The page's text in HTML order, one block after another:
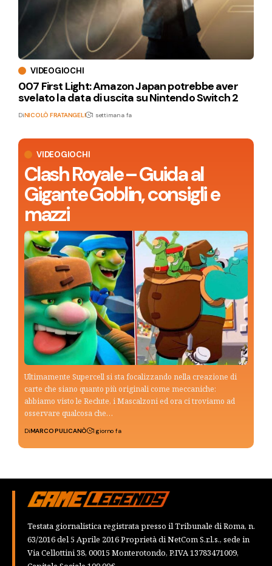
VIDEOGIOCHI
Clash Royale – Guida al
Gigante Goblin, consigli e
mazzi
Ultimamente Supercell si sta focalizzando nella creazione di
carte che siano quanto più originali come meccaniche:
abbiamo visto le Reclute, i Mascalzoni ed ora ci troviamo ad
osservare qualcosa che…
DiMARCO PULICANÒ 1 giorno fa
VIDEOGIOCHI
007 First Light: Amazon Japan potrebbe aver
svelato la data di uscita su Nintendo Switch 2
DiNICOLÒ FRATANGELI 1 settimana fa
Testata giornalistica registrata presso il Tribunale di Roma, n.
63/2016 del 5 Aprile 2016 Proprietà di NetCom S.r.l.s., sede in
Via Cellottini 38, 00015 Monterotondo, P.IVA 13783471009,